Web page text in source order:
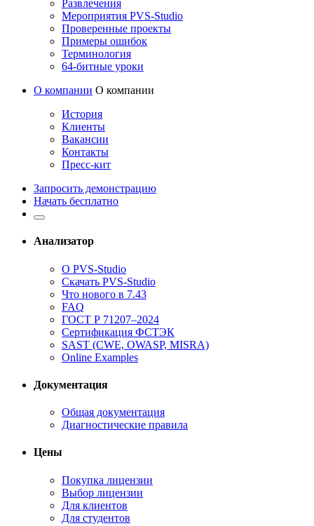
Развлечения
Мероприятия PVS-Studio
Проверенные проекты
Примеры ошибок
Терминология
64-битные уроки
О компании О компании
История
Клиенты
Вакансии
Контакты
Пресс-кит
Запросить демонстрацию
Начать бесплатно
Анализатор
О PVS-Studio
Скачать PVS-Studio
Что нового в 7.43
FAQ
ГОСТ Р 71207–2024
Сертификация ФСТЭК
SAST (CWE, OWASP, MISRA)
Online Examples
Документация
Общая документация
Диагностические правила
Цены
Покупка лицензии
Выбор лицензии
Для клиентов
Для студентов